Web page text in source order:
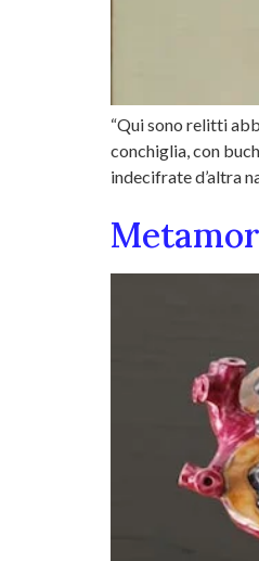
“Qui sono relitti
conchiglia, con
indecifrate d’altra